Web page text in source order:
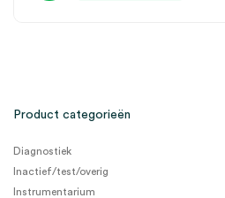
Product categorieën
Diagnostiek
Inactief/test/overig
Instrumentarium